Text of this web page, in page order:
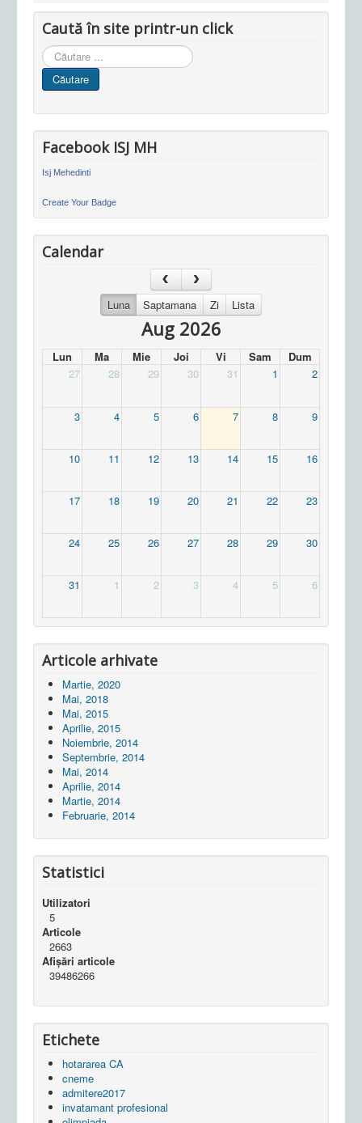
Caută în site printr-un click
Cauta
in
site
Căutare
Facebook ISJ MH
Isj Mehedinti
Create Your Badge
Calendar
Luna Saptamana Zi Lista
Aug 2026
Lun Ma Mie Joi Vi Sam
Dum
27
28 29 30 31 1 2
3 4 5 6 7 8 9
10 11 12 13 14 15 16
17 18 19 20 21 22 23
24 25 26 27 28 29 30
31 1 2 3 4 5 6
Articole arhivate
Martie, 2020
Mai, 2018
Mai, 2015
Aprilie, 2015
Noiembrie, 2014
Septembrie, 2014
Mai, 2014
Aprilie, 2014
Martie, 2014
Februarie, 2014
Statistici
Utilizatori
5
Articole
2663
Afișări articole
39486266
Etichete
hotararea CA
cneme
admitere2017
invatamant profesional